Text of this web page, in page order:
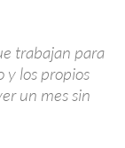
trabajan para
y los propios
un mes sin